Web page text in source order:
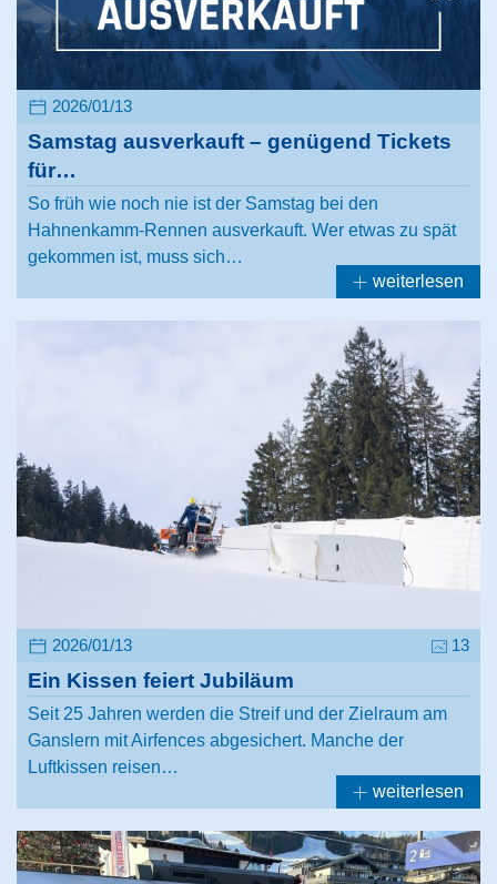
2026/01/13
Samstag ausverkauft – genügend Tickets
für…
So früh wie noch nie ist der Samstag bei den
Hahnenkamm-Rennen ausverkauft. Wer etwas zu spät
gekommen ist, muss sich…
weiterlesen
2026/01/13 13
Ein Kissen feiert Jubiläum
Seit 25 Jahren werden die Streif und der Zielraum am
Ganslern mit Airfences abgesichert. Manche der
Luftkissen reisen…
weiterlesen